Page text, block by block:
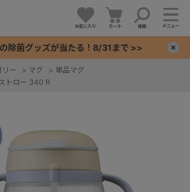
お気に入り カート 検索 メニュー
除菌グッズが当たる！8/31まで >>
ー > マグ > 単品マグ
トロー 340 R